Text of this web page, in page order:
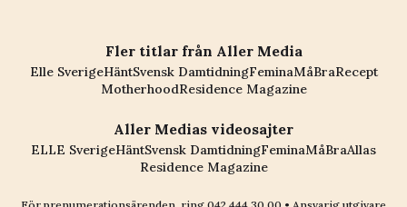
Fler titlar från Aller Media
Elle SverigeHäntSvensk DamtidningFeminaMåBraRecept
MotherhoodResidence Magazine
Aller Medias videosajter
ELLE SverigeHäntSvensk DamtidningFeminaMåBraAllas
Residence Magazine